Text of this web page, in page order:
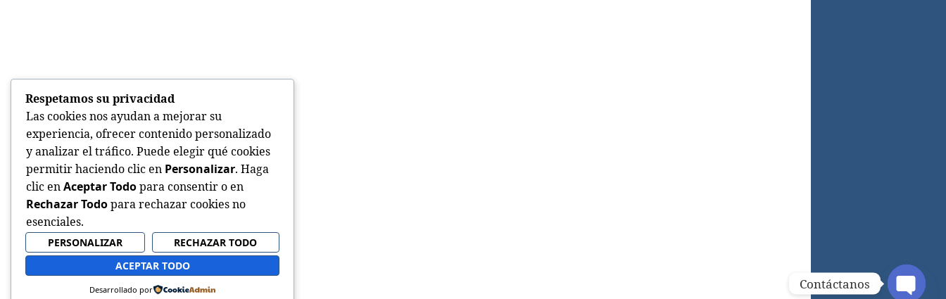
Respetamos su privacidad
Las cookies nos ayudan a mejorar su
experiencia, ofrecer contenido personalizado
y analizar el tráfico. Puede elegir qué cookies
permitir haciendo clic en Personalizar. Haga
clic enAceptar Todopara consentir o en
Rechazar Todopara rechazar cookies no
esenciales.
PERSONALIZAR
RECHAZAR TODO
ACEPTAR TODO
Desarrollado por Contáctanos